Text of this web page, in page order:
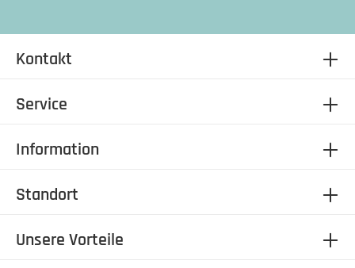
Standort
Unsere Vorteile
Kontakt
Service
Information